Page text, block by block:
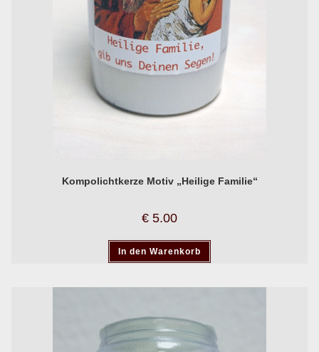
Kompolichtkerze Motiv „Heilige Familie“
€ 5.00
In den Warenkorb